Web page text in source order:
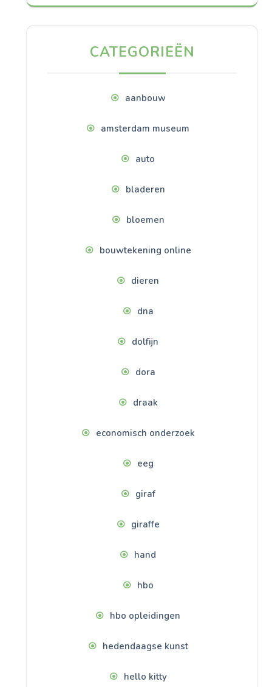
CATEGORIEËN
aanbouw
amsterdam museum
auto
bladeren
bloemen
bouwtekening online
dieren
dna
dolfijn
dora
draak
economisch onderzoek
eeg
giraf
giraffe
hand
hbo
hbo opleidingen
hedendaagse kunst
hello kitty